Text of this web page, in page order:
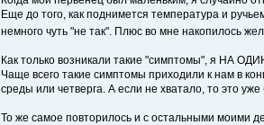
Еще до того, как поднимется температура и
немного чуть "не так". Плюс во мне накопилось
Как только возникали такие "симптомы", я НА
Чаще всего такие симптомы приходили к нам в
среды или четверга. А если не хватало, то это
То же самое повторилось и с остальными моими